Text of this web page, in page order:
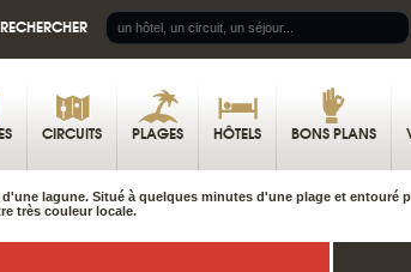
RECHERCHER
CIRCUITS PLAGES HÔTELS BONS PLANS
lagune. Situé à quelques minutes d'une plage et entouré
très couleur locale.